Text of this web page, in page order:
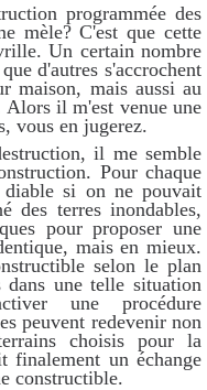
programmée des
mèle? C'est que cette
Un certain nombre
d'autres s'accrochent
maison, mais aussi au
Alors il m'est venue une
vous en jugerez.
il me semble
Pour chaque
diable si on ne pouvait
des terres inondables,
pour proposer une
mais en mieux.
selon le plan
dans une telle situation
une procédure
peuvent redevenir non
choisis pour la
finalement un échange
constructible.